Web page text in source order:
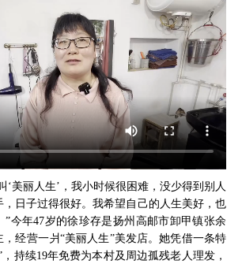
‘美丽人生’，我小时候很困难，没少得到别人
日子过得很好。我希望自己的人生美好，也
”今年47岁的徐珍存是扬州高邮市卸甲镇张余
经营一爿“美丽人生”美发店。她凭借一条特
持续19年免费为本村及周边孤残老人理发，